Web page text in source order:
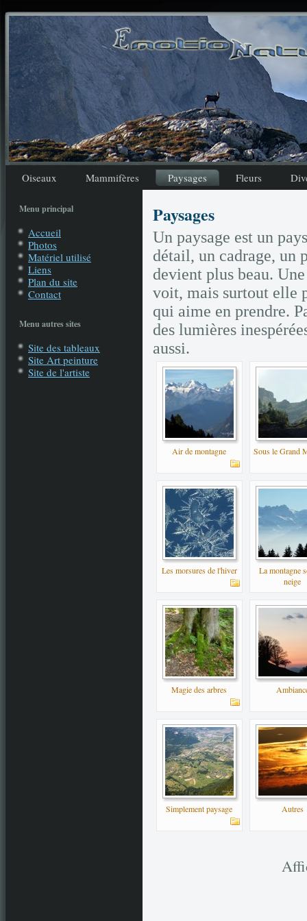
Oiseaux Mammifères Paysages Fleurs
Menu principal
Accueil
Photos
Matériel utilisé
Liens
Plan du site
Contact
Menu autres sites
Site des tableaux
Site Art peinture
Site de l'artiste
Paysages
Un paysage est un
détail, un cadrage, un
devient plus beau.
voit, mais surtout elle
qui aime en prendre.
des lumières
aussi.
Air de montagne Sous le Grand
Les morsures de l'hiver
La montagne
neige
Magie des arbres
Simplement paysage Autres